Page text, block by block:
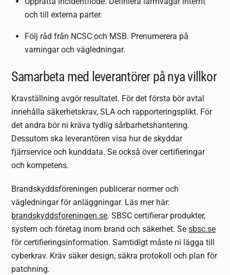
och till externa parter.
Följ råd från NCSC och MSB. Prenumerera på
varningar och vägledningar.
Samarbeta med leverantörer på nya villkor
Kravställning avgör resultatet. För det första bör avtal
innehålla säkerhetskrav, SLA och rapporteringsplikt. För
det andra bör ni kräva tydlig sårbarhetshantering.
Dessutom ska leverantören visa hur de skyddar
fjärrservice och kunddata. Se också över certifieringar
och kompetens.
Brandskyddsföreningen publicerar normer och
vägledningar för anläggningar. Läs mer här:
brandskyddsforeningen.se. SBSC certifierar produkter,
system och företag inom brand och säkerhet. Sesbsc.se
för certifieringsinformation. Samtidigt måste ni lägga till
cyberkrav. Kräv säker design, säkra protokoll och plan för
patchning.